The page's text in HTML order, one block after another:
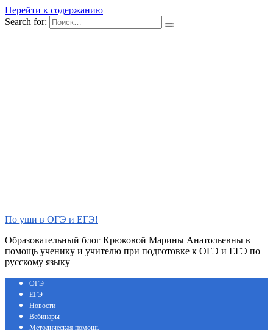
Перейти к содержанию
Search for:
По уши в ОГЭ и ЕГЭ!
Образовательный блог Крюковой Марины Анатольевны в
помощь ученику и учителю при подготовке к ОГЭ и ЕГЭ по
русскому языку
ОГЭ
ЕГЭ
Новости
Вебинары
Методическая помощь